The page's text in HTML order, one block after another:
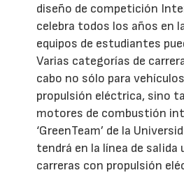
diseño de competición
celebra todos los años en
equipos de estudiantes
Varias categorías de
cabo no sólo para
propulsión eléctrica, sino
motores de combustión
‘GreenTeam’ de la
tendrá en la línea de salida
carreras con propulsión